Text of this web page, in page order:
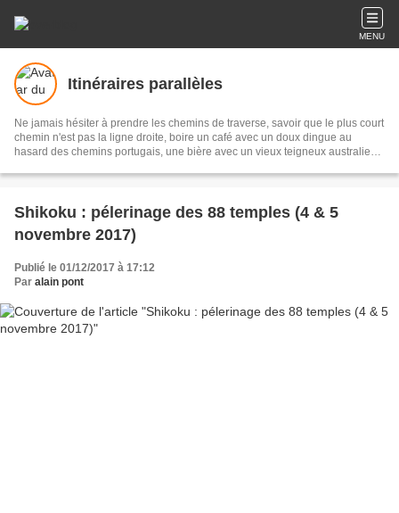
MENU
Itinéraires parallèles
Ne jamais hésiter à prendre les chemins de traverse, savoir que le plus court
chemin n'est pas la ligne droite, boire un café avec un doux dingue au
hasard des chemins portugais, une bière avec un vieux teigneux australien
que l'aventure est morte quand on a passeport, carte bancaire et
comprendre, ne pas toujours y parvenir, prendre son temps, parfois le
perdre, contempler la nature et surtout haïr ceux qui la maltraitent.
Shikoku : pélerinage des 88 temples (4 & 5
novembre 2017)
Publié le 01/12/2017 à 17:12
Par alain pont